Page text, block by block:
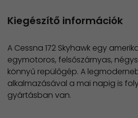
Kiegészítő információk
A Cessna 172 Skyhawk egy
egymotoros, felsőszárnyas,
könnyű repülőgép. A
alkalmazásával a mai napig is
gyártásban van.